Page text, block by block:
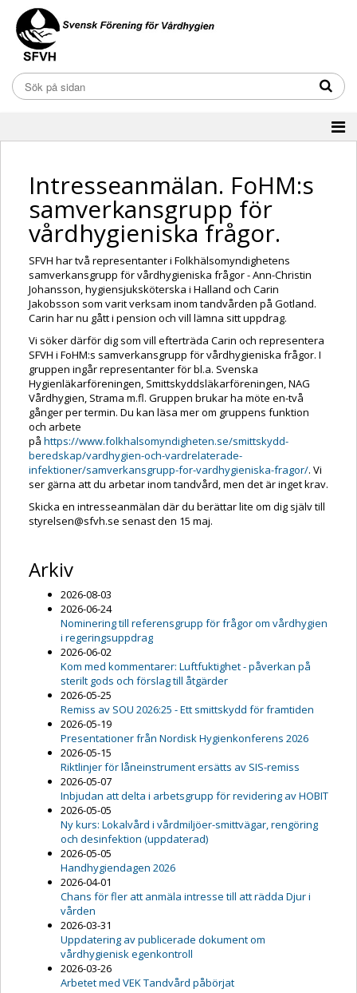
Intresseanmälan. FoHM:s
samverkansgrupp för
vårdhygieniska frågor.
SFVH har två representanter i Folkhälsomyndighetens
samverkansgrupp för vårdhygieniska frågor - Ann-Christin
Johansson, hygiensjuksköterska i Halland och Carin
Jakobsson som varit verksam inom tandvården på Gotland.
Carin har nu gått i pension och vill lämna sitt uppdrag.
Vi söker därför dig som vill efterträda Carin och representera
SFVH i FoHM:s samverkansgrupp för vårdhygieniska frågor. I
gruppen ingår representanter för bl.a. Svenska
Hygienläkarföreningen, Smittskyddsläkarföreningen, NAG
Vårdhygien, Strama m.fl. Gruppen brukar ha möte en-två
gånger per termin. Du kan läsa mer om gruppens funktion
och arbete
på https://www.folkhalsomyndigheten.se/smittskydd-
beredskap/vardhygien-och-vardrelaterade-
infektioner/samverkansgrupp-for-vardhygieniska-fragor/. Vi
ser gärna att du arbetar inom tandvård, men det är inget krav.
Skicka en intresseanmälan där du berättar lite om dig själv till
styrelsen@sfvh.se senast den 15 maj.
Arkiv
2026-08-03
2026-06-24
Nominering till referensgrupp för frågor om vårdhygien
i regeringsuppdrag
2026-06-02
Kom med kommentarer: Luftfuktighet - påverkan på
sterilt gods och förslag till åtgärder
2026-05-25
Remiss av SOU 2026:25 - Ett smittskydd för framtiden
2026-05-19
Presentationer från Nordisk Hygienkonferens 2026
2026-05-15
Riktlinjer för låneinstrument ersätts av SIS-remiss
2026-05-07
Inbjudan att delta i arbetsgrupp för revidering av HOBIT
2026-05-05
Ny kurs: Lokalvård i vårdmiljöer-smittvägar, rengöring
och desinfektion (uppdaterad)
2026-05-05
Handhygiendagen 2026
2026-04-01
Chans för fler att anmäla intresse till att rädda Djur i
vården
2026-03-31
Uppdatering av publicerade dokument om
vårdhygienisk egenkontroll
2026-03-26
Arbetet med VEK Tandvård påbörjat